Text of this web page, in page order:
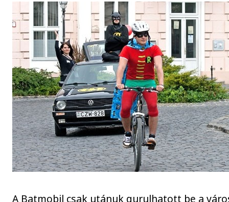
A Batmobil csak utánuk gurulhatott be a